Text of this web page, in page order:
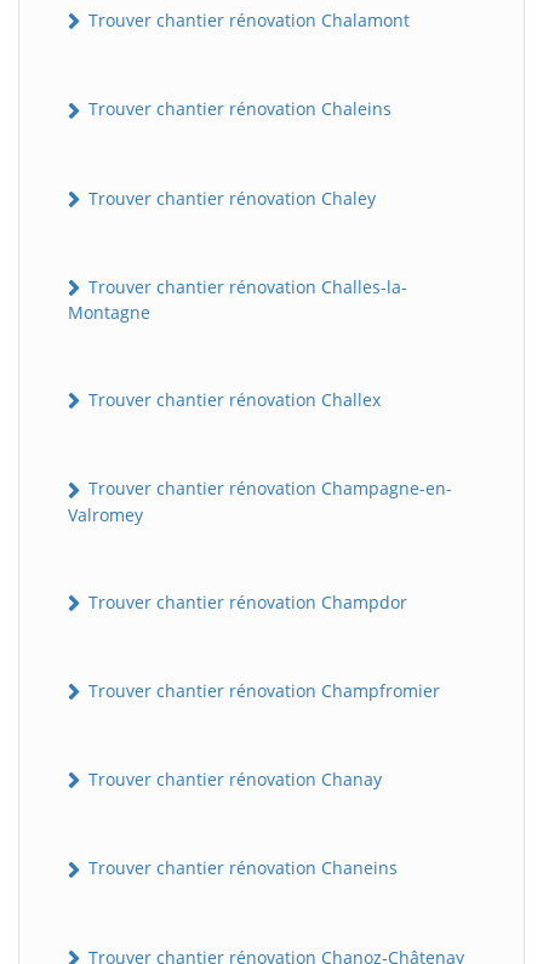
Trouver chantier rénovation Chalamont
Trouver chantier rénovation Chaleins
Trouver chantier rénovation Chaley
Trouver chantier rénovation Challes-la-
Montagne
Trouver chantier rénovation Challex
Trouver chantier rénovation Champagne-en-
Valromey
Trouver chantier rénovation Champdor
Trouver chantier rénovation Champfromier
Trouver chantier rénovation Chanay
Trouver chantier rénovation Chaneins
Trouver chantier rénovation Chanoz-Châtenay